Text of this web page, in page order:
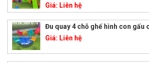
Giá: Liên hệ
Đu quay 4 chỗ ghế hình con gấu
Giá: Liên hệ